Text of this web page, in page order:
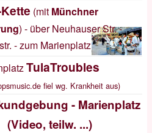
(mit Münchner
) - über Neuhauser Str. -
- zum Marienplatz
TulaTroubles
fiel wg. Krankheit aus)
- Marienplatz
(Video, teilw. ...)